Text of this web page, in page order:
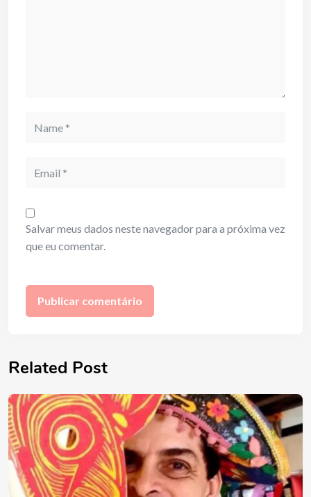
Salvar meus dados neste navegador para a próxima vez
que eu comentar.
Related Post